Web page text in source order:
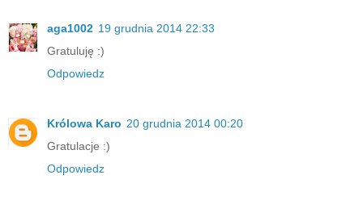
aga1002 19 grudnia 2014 22:33
Gratuluję :)
Odpowiedz
Królowa Karo 20 grudnia 2014 00:20
Gratulacje :)
Odpowiedz